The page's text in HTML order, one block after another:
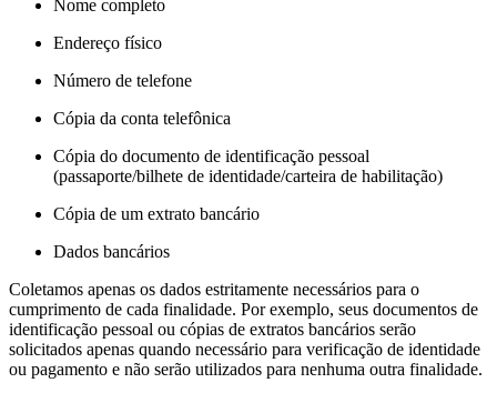
Nome completo
Endereço físico
Número de telefone
Cópia da conta telefônica
Cópia do documento de identificação pessoal
(passaporte/bilhete de identidade/carteira de habilitação)
Cópia de um extrato bancário
Dados bancários
Coletamos apenas os dados estritamente necessários para o
cumprimento de cada finalidade. Por exemplo, seus documentos de
identificação pessoal ou cópias de extratos bancários serão
solicitados apenas quando necessário para verificação de identidade
ou pagamento e não serão utilizados para nenhuma outra finalidade.